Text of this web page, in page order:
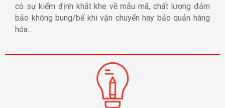
có sự kiểm định khắt khe về mẫu mã, chất lượng đảm
bảo không bung/bể khi vận chuyển hay bảo quản hàng
hóa…